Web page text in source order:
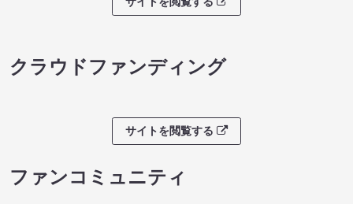
クラウドファンディング
サイトを閲覧する
ファンコミュニティ